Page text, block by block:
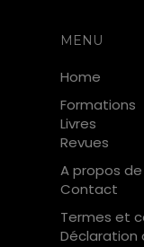
MENU
Home
Formations
Livres
Revues
A propos
Contact
Termes et
Déclaration